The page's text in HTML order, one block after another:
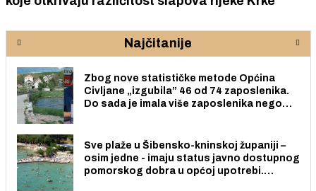
Najčitanije
Zbog nove statističke metode Općina
Civljane „izgubila” 46 od 74 zaposlenika.
Do sada je imala više zaposlenika nego
Sve plaže u Šibensko-kninskoj županiji –
osim jedne - imaju status javno dostupnog
pomorskog dobra u općoj upotrebi.